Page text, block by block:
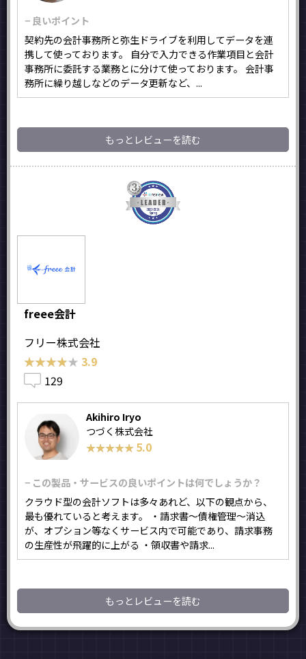
− 良いポイント
契約先の会計事務所と弥生ドライブを利用してデータを連
携して使っております。 自分で入力できる作業項目と会計
事務所に委託する業務とに分けて使っております。 会計事
務所に繰り越しなどのデータ更新など、...
もっとレビューを読む
freee会計
フリー株式会社
★★★★★
★★★★★ 3.9
129
Akihiro Iryo
つづく株式会社
★★★★★
★★★★★ 5.0
− この製品・サービスの良いポイントは何でしょうか？
クラウド型の会計ソフトは多々あれど、以下の観点から、
最も優れていると考えます。 ・請求書〜債権管理〜消込
が、オプション等なくサービス内で可能であり、請求事務
の生産性が飛躍的に上がる ・領収書や請求...
もっとレビューを読む